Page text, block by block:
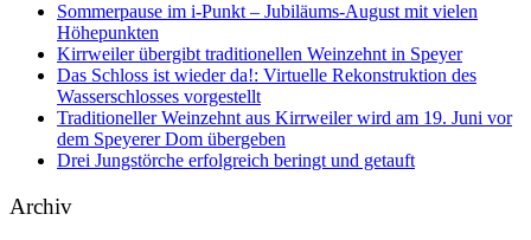
Sommerpause im i-Punkt – Jubiläums-August mit vielen
Höhepunkten
Kirrweiler übergibt traditionellen Weinzehnt in Speyer
Das Schloss ist wieder da!: Virtuelle Rekonstruktion des
Wasserschlosses vorgestellt
Traditioneller Weinzehnt aus Kirrweiler wird am 19. Juni vor
dem Speyerer Dom übergeben
Drei Jungstörche erfolgreich beringt und getauft
Archiv